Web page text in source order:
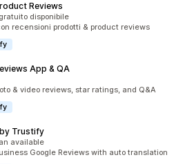
Reviews
disponibile
recensioni prodotti & product reviews
App & QA
& video reviews, star ratings, and Q&A
Trustify
available
Google Reviews with auto translation